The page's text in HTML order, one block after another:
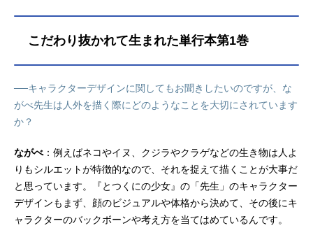
こだわり抜かれて生まれた単行本第1巻
──キャラクターデザインに関してもお聞きしたいのですが、な
がべ先生は人外を描く際にどのようなことを大切にされています
か？
ながべ：例えばネコやイヌ、クジラやクラゲなどの生き物は人よ
りもシルエットが特徴的なので、それを捉えて描くことが大事だ
と思っています。『とつくにの少女』の「先生」のキャラクター
デザインもまず、顔のビジュアルや体格から決めて、その後にキ
ャラクターのバックボーンや考え方を当てはめているんです。